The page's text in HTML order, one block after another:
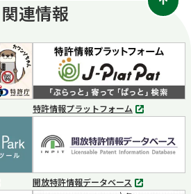
関連情報
特許情報プラットフォーム
別
ブ
で
く
開放特許情報データベース
別